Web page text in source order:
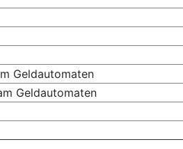
Geldautomaten
Geldautomaten